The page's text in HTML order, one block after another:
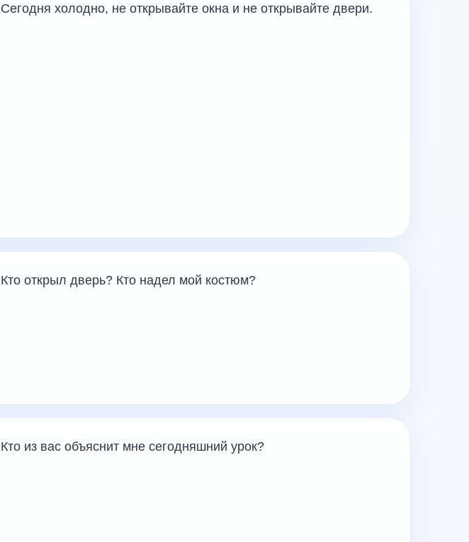
Сегодня холодно, не открывайте окна и не открывайте двери.
Кто открыл дверь? Кто надел мой костюм?
Кто из вас объяснит мне сегодняшний урок?